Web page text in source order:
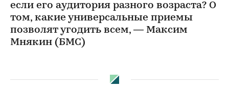
если его аудитория разного возраста? О
том, какие универсальные приемы
позволят угодить всем, — Максим
Мнякин (БМС)